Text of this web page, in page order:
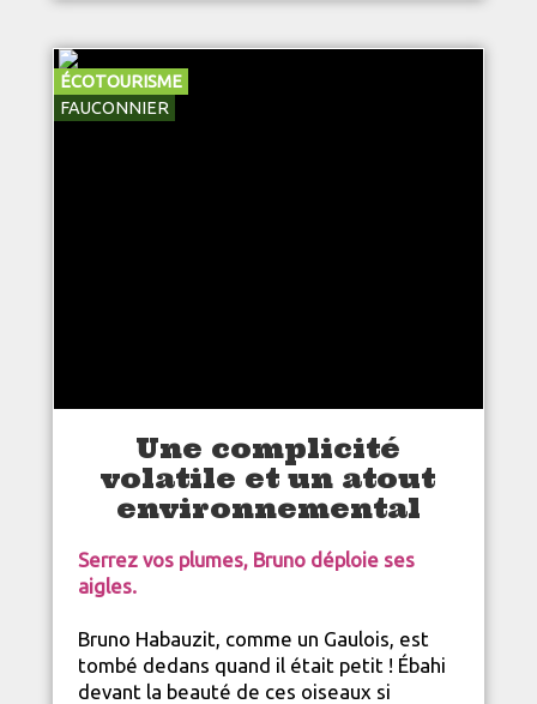
ÉCOTOURISME
FAUCONNIER
Une complicité
volatile et un atout
environnemental
Serrez vos plumes, Bruno déploie ses
aigles.
Bruno Habauzit, comme un Gaulois, est
tombé dedans quand il était petit ! Ébahi
devant la beauté de ces oiseaux si